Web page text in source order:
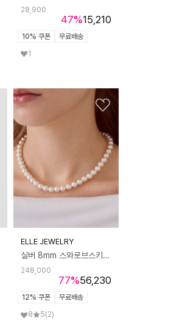
47%
28,900
15,210
10% 쿠폰
무료배송
1
ELLE JEWELRY
실버 8mm 스와로브스키 진주 목걸이 ELSVNN002
77%
248,000
56,230
12% 쿠폰
무료배송
8
5(2)